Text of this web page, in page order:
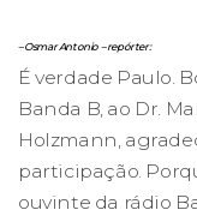
– Osmar Antonio – repórter:
É verdade Paulo.
Banda B, ao Dr.
Holzmann,
participação.
ouvinte da rádio